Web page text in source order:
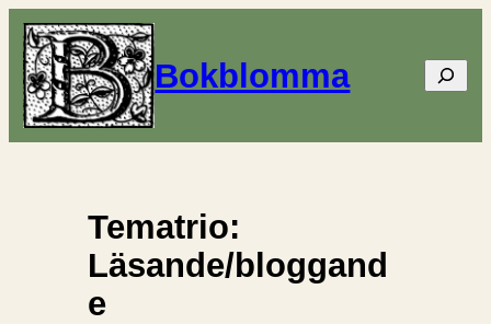
Bokblomma Sök
Tematrio:
Läsande/bloggand
e